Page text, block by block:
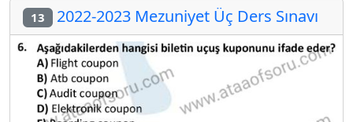
13 2022-2023 Mezuniyet Üç Ders Sınavı